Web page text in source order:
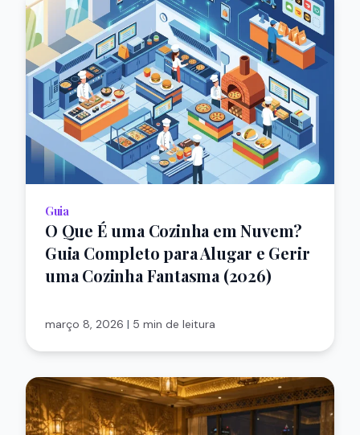
Guia
O Que É uma Cozinha em Nuvem?
Guia Completo para Alugar e Gerir
uma Cozinha Fantasma (2026)
março 8, 2026 | 5 min de leitura